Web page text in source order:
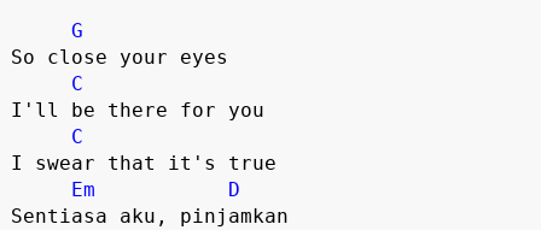
G
So close your eyes
C
I'll be there for you
C
I swear that it's true
Em
D
Sentiasa aku, pinjamkan